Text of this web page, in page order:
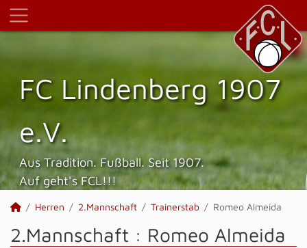
FC Lindenberg 1907
e.V.
Aus Tradition. Fußball. Seit 1907.
Auf geht's FCL!!!
Herren 2.Mannschaft Trainerstab Romeo Almeida
2.Mannschaft : Romeo Almeida